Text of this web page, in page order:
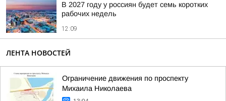
В 2027 году у россиян будет семь коротких
рабочих недель
12:09
ЛЕНТА НОВОСТЕЙ
Ограничение движения по проспекту
Михаила Николаева